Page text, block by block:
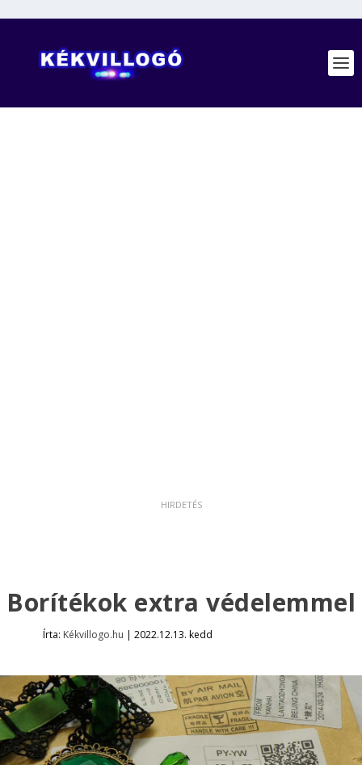
Borítékok extra védelemmel
Írta: Kékvillogo.hu | 2022.12.13. kedd